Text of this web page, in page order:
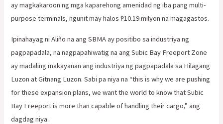
ay magkakaroon ng mga kaparehong amenidad ng iba pang multi-
purpose terminals, ngunit may halos ₱10.19 milyon na magagastos.
Ipinahayag ni Aliño na ang SBMA ay positibo sa industriya ng
pagpapadala, na nagpapahiwatig na ang Subic Bay Freeport Zone
ay madaling makayanan ang industriya ng pagpapadala sa Hilagang
Luzon at Gitnang Luzon. Sabi pa niya na “this is why we are pushing
for these expansion plans, we want the world to know that Subic
Bay Freeport is more than capable of handling their cargo,” ang
dagdag niya.